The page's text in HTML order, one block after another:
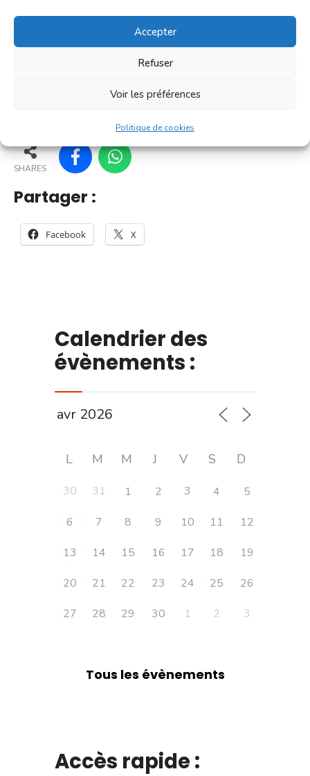
Accepter
Refuser
Voir les préférences
Politique de cookies
C'est un [...]
En savoir plus
SHARES
Partager :
Facebook X
Calendrier des
évènements :
L M M J V S D
30 31 1 2 3 4
5
6
7 8 9 10 11
12
13
14 15 16 17 18
19
20
21 22 23 24 25
26
27
28 29 30 1 2 3
Tous les évènements
Accès rapide :